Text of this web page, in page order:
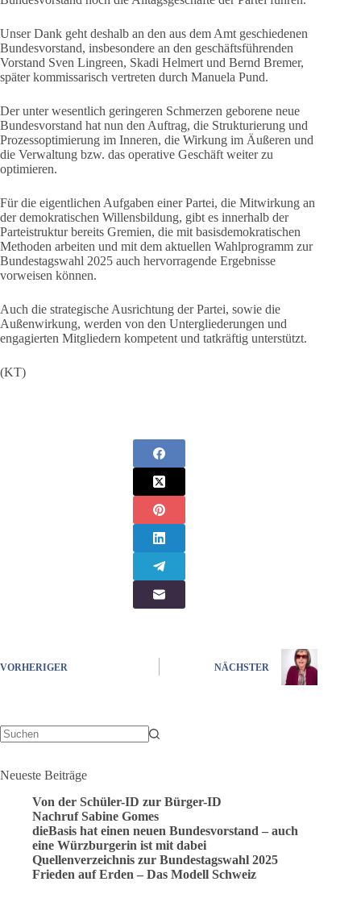
Unser Dank geht deshalb an den aus dem Amt geschiedenen
Bundesvorstand, insbesondere an den geschäftsführenden
Vorstand Sven Lingreen, Skadi Helmert und Bernd Bremer,
später kommissarisch vertreten durch Manuela Pund.
Der unter wesentlich geringeren Schmerzen geborene neue
Bundesvorstand hat nun den Auftrag, die Strukturierung und
Prozessoptimierung im Inneren, die Wirkung im Äußeren und
die Verwaltung bzw. das operative Geschäft weiter zu
optimieren.
Für die eigentlichen Aufgaben einer Partei, die Mitwirkung an
der demokratischen Willensbildung, gibt es innerhalb der
Parteistruktur bereits Gremien, die mit basisdemokratischen
Methoden arbeiten und mit dem aktuellen Wahlprogramm zur
Bundestagswahl 2025 auch hervorragende Ergebnisse
vorweisen können.
Auch die strategische Ausrichtung der Partei, sowie die
Außenwirkung, werden von den Untergliederungen und
engagierten Mitgliedern kompetent und tatkräftig unterstützt.
(KT)
VORHERIGER NÄCHSTER
Neueste Beiträge
Von der Schüler-ID zur Bürger-ID
Nachruf Sabine Gomes
dieBasis hat einen neuen Bundesvorstand – auch
eine Würzburgerin ist mit dabei
Quellenverzeichnis zur Bundestagswahl 2025
Frieden auf Erden – Das Modell Schweiz